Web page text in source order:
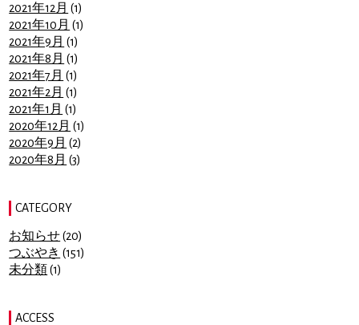
2021年12月 (1)
2021年10月 (1)
2021年9月 (1)
2021年8月 (1)
2021年7月 (1)
2021年2月 (1)
2021年1月 (1)
2020年12月 (1)
2020年9月 (2)
2020年8月 (3)
CATEGORY
お知らせ(20)
つぶやき (151)
未分類 (1)
ACCESS